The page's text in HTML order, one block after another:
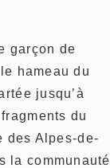
garçon de
hameau du
jusqu’à
du
des Alpes-de-
la communauté